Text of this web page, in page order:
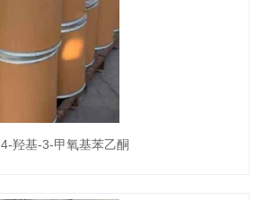
4-羟基-3-甲氧基苯乙酮